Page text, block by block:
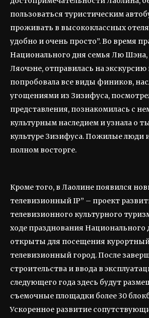
пользоваться туристическим
проживать в высококлассных
удобно и очень просто”. Во время
Национального дня семья Лю
Ляочэне, отправилась на экскурсию
попробовала все виды фиников,
угощениями из Зизифуса,
представления, познакомилась с
культурным наследием и узнала о
культуре Зизифуса. Пожилые люди
полном восторге.
Кроме того, в Лаолине появился
телевизионный IP” – проект
телевизионного культурного
ходе празднования Национального
открыты для посещения
телевизионный город. После
строительства и ввода в
следующего года здесь будут
съемочные площадки более 30
Ускоренное развитие